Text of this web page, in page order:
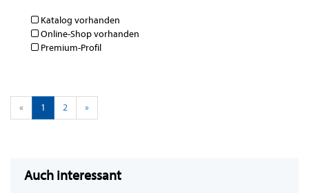
Katalog vorhanden
Online-Shop vorhanden
Premium-Profil
« 1 2 »
Auch interessant